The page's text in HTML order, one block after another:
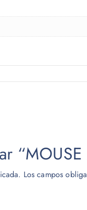
“MOUSE
Los campos